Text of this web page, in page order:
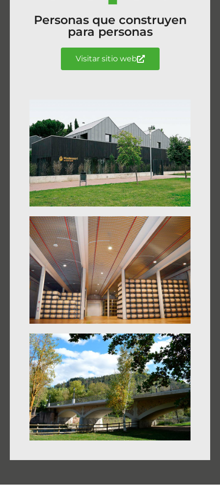
Personas que construyen
para personas
Visitar sitio web